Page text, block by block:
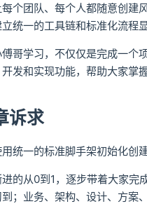
个团队、每个人都随意创建
统一的工具链和标准化流程
哥学习，不仅仅是完成一个
发和实现功能，帮助大家掌
诉求
统一的标准脚手架初始化创
的从0到1，逐步带着大家完
；业务、架构、设计、方案